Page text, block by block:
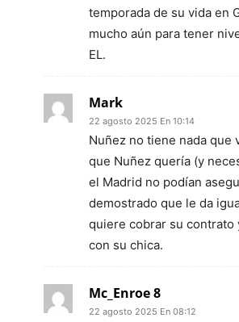
temporada de su vida en
mucho aún para tener
EL.
Mark
22 agosto 2025 En 10:14
Nuñez no tiene nada que
que Nuñez quería (y
el Madrid no podían
demostrado que le da
quiere cobrar su contrato
con su chica.
Mc_Enroe 8
22 agosto 2025 En 08:12